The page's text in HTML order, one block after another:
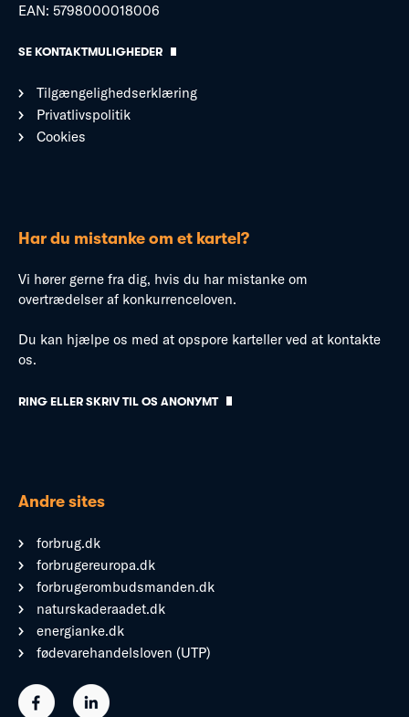
EAN: 5798000018006
SE KONTAKTMULIGHEDER
Tilgængelighedserklæring
Privatlivspolitik
Cookies
Har du mistanke om et kartel?
Vi hører gerne fra dig, hvis du har mistanke om
overtrædelser af konkurrenceloven.
Du kan hjælpe os med at opspore karteller ved at kontakte
os.
RING ELLER SKRIV TIL OS ANONYMT
Andre sites
forbrug.dk
forbrugereuropa.dk
forbrugerombudsmanden.dk
naturskaderaadet.dk
energianke.dk
fødevarehandelsloven (UTP)